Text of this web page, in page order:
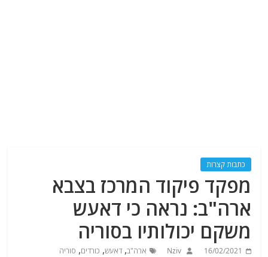
כתבות קצרות
מפקד פיקוד המרכז בצבא
ארה"ב: נראה כי דאעש
משקם יכולותיו בסוריה
16/02/2021
Nziv ארה"ב,דאעש, כורדים, סוריה